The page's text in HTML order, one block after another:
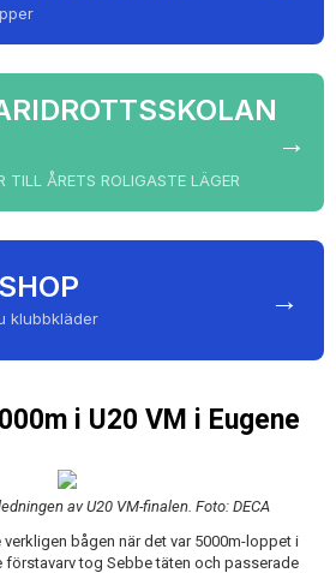
TILL ÅRETS ROLIGASTE LÄGER
→
klubbkläder
→
i U20 VM i Eugene
av U20 VM-finalen. Foto: DECA
verkligen bågen när det var 5000m-loppet i
förstavarv tog Sebbe täten och passerade